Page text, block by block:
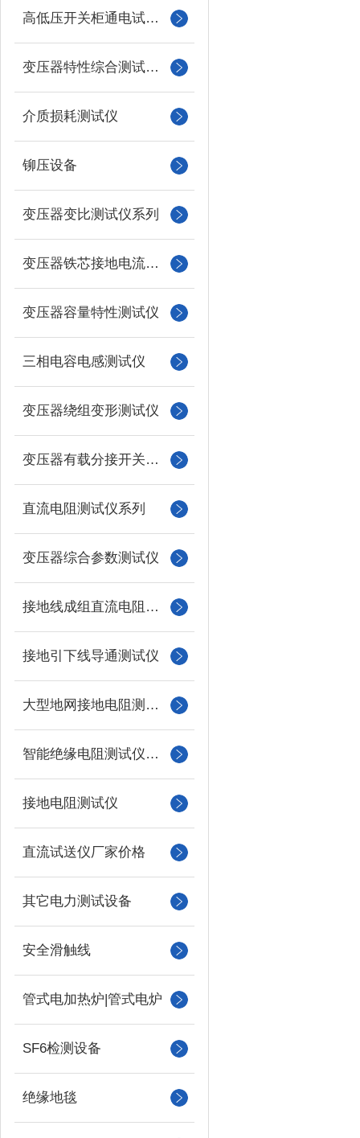
高低压开关柜通电试验台
变压器特性综合测试台系列
介质损耗测试仪
铆压设备
变压器变比测试仪系列
变压器铁芯接地电流测试仪
变压器容量特性测试仪
三相电容电感测试仪
变压器绕组变形测试仪
变压器有载分接开关测试仪
直流电阻测试仪系列
变压器综合参数测试仪
接地线成组直流电阻测试仪
接地引下线导通测试仪
大型地网接地电阻测试仪
智能绝缘电阻测试仪（兆欧表）
接地电阻测试仪
直流试送仪厂家价格
其它电力测试设备
安全滑触线
管式电加热炉|管式电炉
SF6检测设备
绝缘地毯